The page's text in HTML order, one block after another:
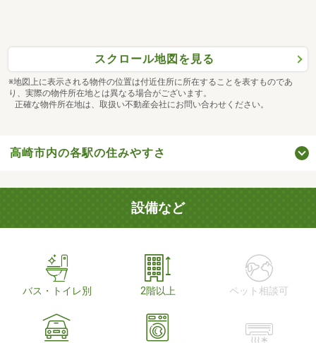
スクロール地図を見る
※地図上に表示される物件の位置は付近住所に所在することを表すものであ
り、実際の物件所在地とは異なる場合がございます。
正確な物件所在地は、取扱い不動産会社にお問い合わせください。
高崎市内の各駅の住みやすさ
設備など
バス・トイレ別 2階以上 ペット相談可